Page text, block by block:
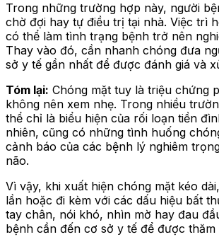
Trong những trường hợp này, người
chờ đợi hay tự điều trị tại nhà. Việc trì
có thể làm tình trạng bệnh trở nên
Thay vào đó, cần nhanh chóng đưa
sở y tế gần nhất để được đánh giá và
Tóm lại: Chóng mặt tuy là triệu chứng
không nên xem nhẹ. Trong nhiều
thể chỉ là biểu hiện của rối loạn tiền
nhiên, cũng có những tình huống
cảnh báo của các bệnh lý nghiêm
não.
Vì vậy, khi xuất hiện chóng mặt kéo
lần hoặc đi kèm với các dấu hiệu bất
tay chân, nói khó, nhìn mờ hay đau
bệnh cần đến cơ sở y tế để được thăm